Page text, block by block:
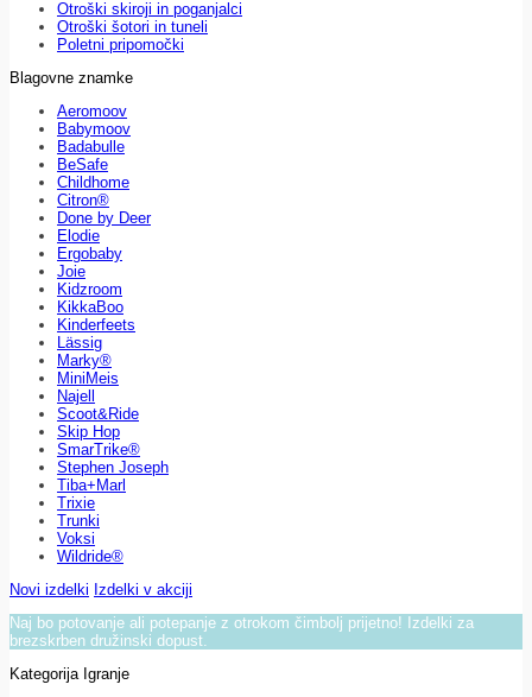
Otroški skiroji in poganjalci
Otroški šotori in tuneli
Poletni pripomočki
Blagovne znamke
Aeromoov
Babymoov
Badabulle
BeSafe
Childhome
Citron®
Done by Deer
Elodie
Ergobaby
Joie
Kidzroom
KikkaBoo
Kinderfeets
Lässig
Marky®
MiniMeis
Najell
Scoot&Ride
Skip Hop
SmarTrike®
Stephen Joseph
Tiba+Marl
Trixie
Trunki
Voksi
Wildride®
Novi izdelki Izdelki v akciji
Naj bo potovanje ali potepanje z otrokom čimbolj prijetno! Izdelki za
brezskrben družinski dopust.
Kategorija Igranje